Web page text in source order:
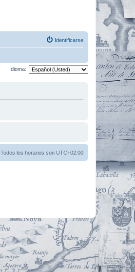
Identificarse
Idioma:
Todos los horarios son UTC+02:00